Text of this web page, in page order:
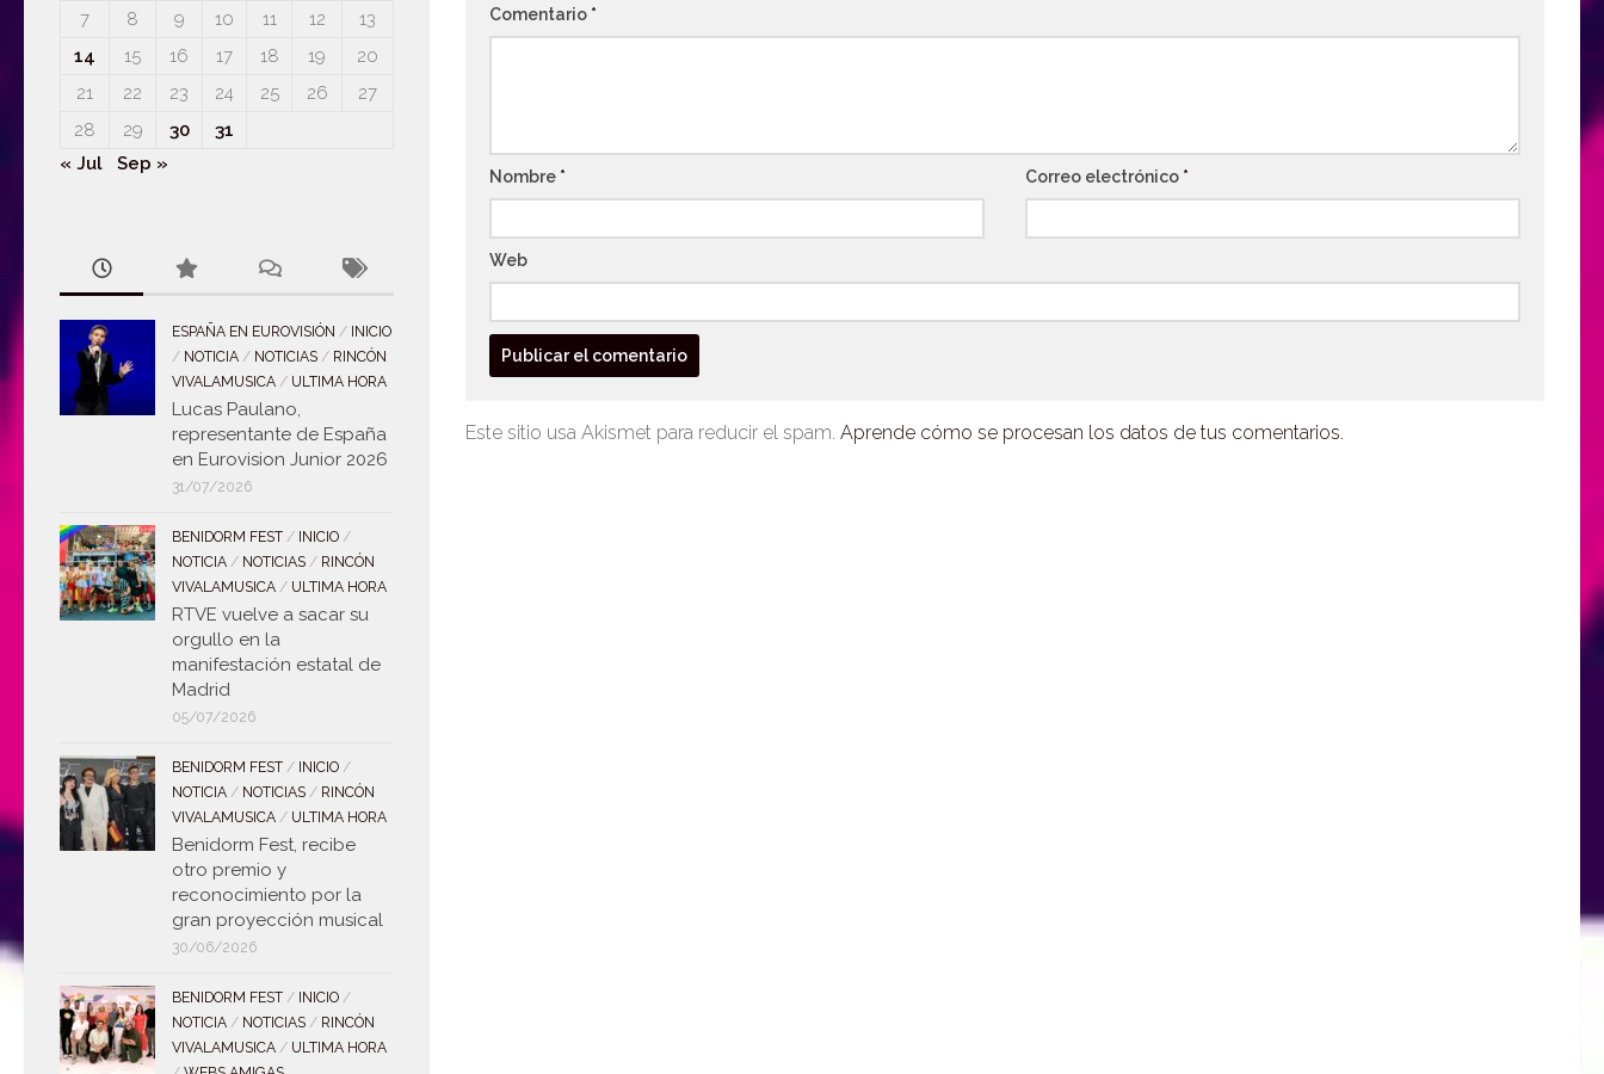
Comentario *
Nombre * Correo electrónico *
Web
Este sitio usa Akismet para reducir el spam. Aprende cómo se procesan los datos de tus comentarios.
7
8 9 10 11 12
13
14
15 16 17 18 19
20
21
22 23 24 25 26
27
28
29 30
31
« Jul
Sep »
ESPAÑA EN EUROVISIÓN / INICIO
/ NOTICIA / NOTICIAS / RINCÓN
VIVALAMUSICA / ULTIMA HORA
Lucas Paulano,
representante de España
en Eurovision Junior 2026
31/07/2026
BENIDORM FEST / INICIO /
NOTICIA / NOTICIAS / RINCÓN
VIVALAMUSICA / ULTIMA HORA
RTVE vuelve a sacar su
orgullo en la
manifestación estatal de
Madrid
05/07/2026
BENIDORM FEST / INICIO /
NOTICIA / NOTICIAS / RINCÓN
VIVALAMUSICA / ULTIMA HORA
Benidorm Fest, recibe
otro premio y
reconocimiento por la
gran proyección musical
30/06/2026
BENIDORM FEST / INICIO /
NOTICIA / NOTICIAS / RINCÓN
VIVALAMUSICA / ULTIMA HORA